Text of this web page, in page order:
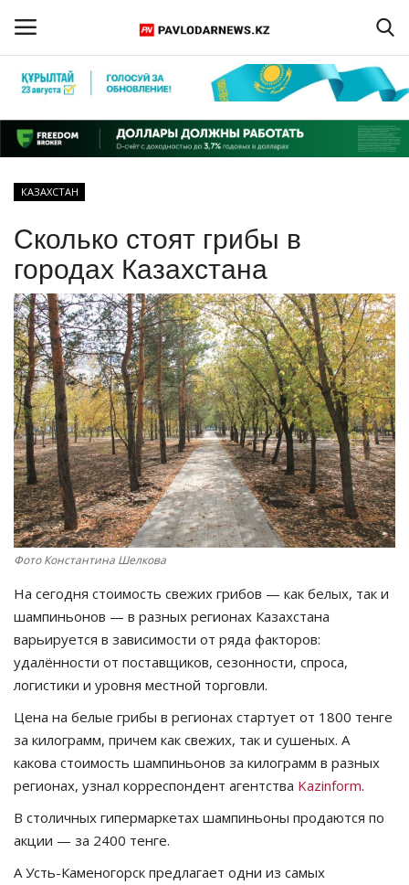
Регистрация
Главная
ПАВЛОДАРСКАЯ ОБЛАСТЬ
КАЗАХСТАН
МИР
СПЕЦПРОЕКТЫ
СПОРТ
Чек-лист
РАЗВЛЕЧЕНИЯ
Язык
Русский
КАЗАХСТАН
Сколько стоят грибы в
городах Казахстана
Фото Константина Шелкова
На сегодня стоимость свежих грибов — как белых, так и
шампиньонов — в разных регионах Казахстана
варьируется в зависимости от ряда факторов:
удалённости от поставщиков, сезонности, спроса,
логистики и уровня местной торговли.
Цена на белые грибы в регионах стартует от 1800 тенге
за килограмм, причем как свежих, так и сушеных. А
какова стоимость шампиньонов за килограмм в разных
регионах, узнал корреспондент агентства Kazinform.
В столичных гипермаркетах шампиньоны продаются по
акции — за 2400 тенге.
А Усть-Каменогорск предлагает одни из самых